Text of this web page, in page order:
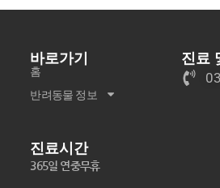
바로가기
홈
반려동물 정보
진료
진료시간
365일 연중무휴